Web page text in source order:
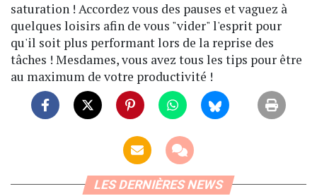
saturation ! Accordez vous des pauses et vaguez à
quelques loisirs afin de vous "vider" l'esprit pour
qu'il soit plus performant lors de la reprise des
tâches ! Mesdames, vous avez tous les tips pour être
au maximum de votre productivité !
LES DERNIÈRES NEWS